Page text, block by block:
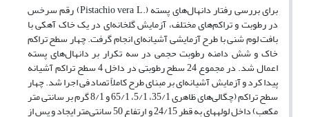
برای بررسی رفتار دانهال‌های پسته (.Pistachio vera L) رقم سرخس
در رطوبت‌ و تراکم‌های مختلف، آزمایش گلخانه‌ای در یک خاک آهکی با
بافت لوم شنی با طرح آزمایشی آشیانه‌ای انجام گرفت. چهار‌ سطح‌ تراکم
خاک و شش دامنه رطوبت حجمی در سه تکرار بر دانهال‌های پسته
اعمال شد. در مجموع 24 سطح رطوبتی در داخل 4 سطح تراکم آشیانه
پیدا کرد و آزمایش آشیانه‌ای بر مبنای طرح کاملاً تصادفی اجرا شد. چهار
سطح تراکم (چگالی‌های ظاهری 35/1، 5/1، 65/1 و 8/1 گرم بر سانتی متر
مکعب) داخل لوله­های به قطر 24/15 و ارتفاع 50 سانتی‌متر ایجاد و پس از